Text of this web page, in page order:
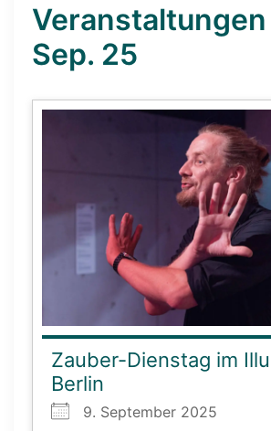
Sep. 25
Zauber-Dienstag im
Berlin
9. September 2025